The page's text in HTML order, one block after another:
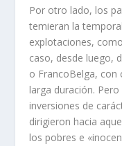
Por otro lado, los
temieran la
explotaciones,
caso, desde luego,
o Franco­Belga,
larga duración.
inversiones de
dirigieron hacia
los pobres e